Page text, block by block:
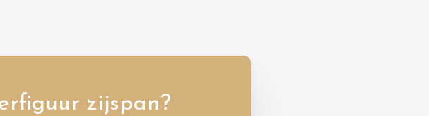
zijspan?